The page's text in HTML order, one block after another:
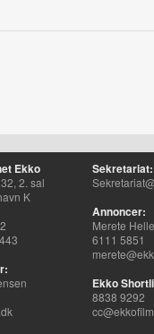
Ekko
2. sal
K
Sekretariat:
Annoncer:
Merete
6111 5851
Ekko
8838 9292